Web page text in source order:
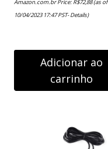
Amazon.com.br Price: R$72,88(as of
10/04/2023 17:47 PST-Details)
Adicionar ao
carrinho